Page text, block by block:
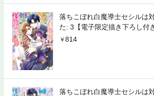
落ちこぼれ白魔導士セシルは
た: 3【電子限定描き下ろし付
814
落ちこぼれ白魔導士セシルは